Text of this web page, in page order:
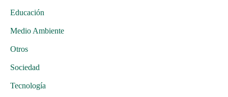
Educación
Medio Ambiente
Otros
Sociedad
Tecnología